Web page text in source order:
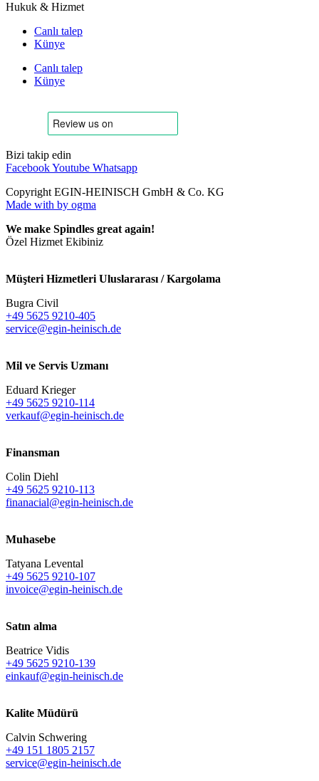
Hukuk & Hizmet
Canlı talep
Künye
Canlı talep
Künye
Bizi takip edin
FacebookYoutube Whatsapp
Copyright EGIN-HEINISCH GmbH & Co. KG
Made with by ogma
We make Spindles great again!
Özel Hizmet Ekibiniz
Müşteri Hizmetleri Uluslararası / Kargolama
Bugra Civil
+49 5625 9210-405
service@egin-heinisch.de
Mil ve Servis Uzmanı
Eduard Krieger
+49 5625 9210-114
verkauf@egin-heinisch.de
Finansman
Colin Diehl
+49 5625 9210-113
finanacial@egin-heinisch.de
Muhasebe
Tatyana Levental
+49 5625 9210-107
invoice@egin-heinisch.de
Satın alma
Beatrice Vidis
+49 5625 9210-139
einkauf@egin-heinisch.de
Kalite Müdürü
Calvin Schwering
+49 151 1805 2157
service@egin-heinisch.de